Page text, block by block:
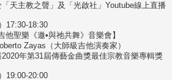
天主教之聲」及「光啟社」Youtube線上直播
17:30-18:30
他聖樂《邀•與祂共舞》音樂會】
Zayas（大師級吉他演奏家）
年第31屆傳藝金曲獎最佳宗教音樂專輯獎
19:00-20:00